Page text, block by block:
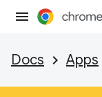
Docs Apps